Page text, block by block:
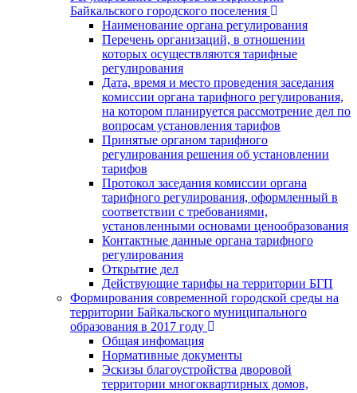
Байкальского городского поселения
Наименование органа регулирования
Перечень организаций, в отношении
которых осуществляются тарифные
регулирования
Дата, время и место проведения заседания
комиссии органа тарифного регулирования,
на котором планируется рассмотрение дел по
вопросам установления тарифов
Принятые органом тарифного
регулирования решения об установлении
тарифов
Протокол заседания комиссии органа
тарифного регулирования, оформленный в
соответствии с требованиями,
установленными основами ценообразования
Контактные данные органа тарифного
регулирования
Открытие дел
Действующие тарифы на территории БГП
Формирования современной городской среды на
территории Байкальского муниципального
образования в 2017 году
Общая инфомация
Нормативные документы
Эскизы благоустройства дворовой
территории многоквартирных домов,